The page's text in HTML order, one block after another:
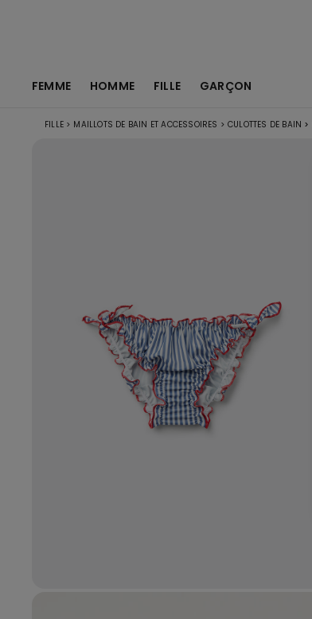
FEMME HOMME FILLE GARÇON
FILLE > MAILLOTS DE BAIN ET ACCESSOIRES > CULOTTES DE BAIN >